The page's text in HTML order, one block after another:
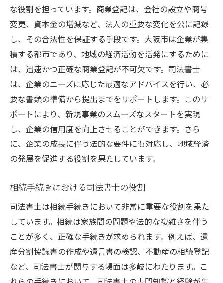
次世代に繋ぐための法的整備
社会の変化に対応するための柔軟性
持続可能なコミュニティ作りへの貢献
司法書士として果たすべき社会的役割
地域の発展を支える法務インフラ
大阪市の司法書士が語る日常業務の裏側とその
やりがい
日常業務で直面するリアルな課題
業務達成時のやりがいと充実感
クライアントからの感謝がもたらすモチベ
法務手続きの成功事例と学び
日々の業務改善と新たな挑戦
司法書士としての成長と未来展望
な役割を担っています。商業登記は、会社の設立や商号
変更、資本金の増減など、法人の重要な変化を公に記録
し、その合法性を保証する手段です。大阪市は企業が集
積する都市であり、地域の経済活動を活発にするために
は、迅速かつ正確な商業登記が不可欠です。司法書士
は、企業のニーズに応じた最適なアドバイスを行い、必
要な書類の準備から提出までをサポートします。このサ
ポートにより、新規事業のスムーズなスタートを実現
し、企業の信用度を向上させることができます。さら
に、企業の成長に伴う法的な要件にも対応し、地域経済
の発展を促進する役割を果たしています。
相続手続きにおける司法書士の役割
司法書士は相続手続きにおいて非常に重要な役割を果た
しています。相続は家族間の問題や法的な複雑さを伴う
ことが多く、正確な手続きが求められます。例えば、遺
産分割協議書の作成や遺言書の検認、不動産の相続登記
など、司法書士が関与する場面は多岐にわたります。こ